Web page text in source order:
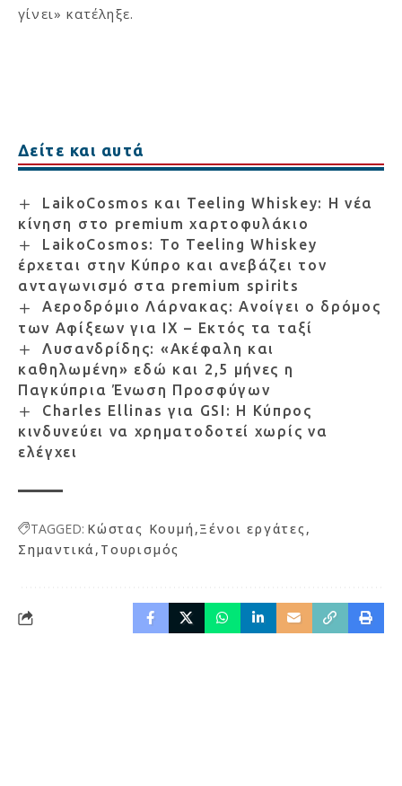
γίνει» κατέληξε.
Δείτε και αυτά
LaikoCosmos και Teeling Whiskey: Η νέα
κίνηση στο premium χαρτοφυλάκιο
LaikoCosmos: Το Teeling Whiskey
έρχεται στην Κύπρο και ανεβάζει τον
ανταγωνισμό στα premium spirits
Αεροδρόμιο Λάρνακας: Ανοίγει ο δρόμος
των Αφίξεων για ΙΧ – Εκτός τα ταξί
Λυσανδρίδης: «Ακέφαλη και
καθηλωμένη» εδώ και 2,5 μήνες η
Παγκύπρια Ένωση Προσφύγων
Charles Ellinas για GSI: Η Κύπρος
κινδυνεύει να χρηματοδοτεί χωρίς να
ελέγχει
TAGGED: Κώστας Κουμή Ξένοι εργάτες
Σημαντικά Τουρισμός